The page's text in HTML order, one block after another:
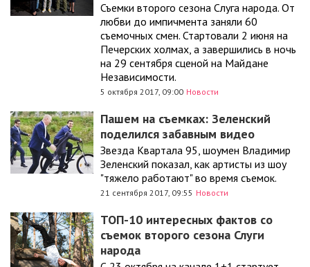
Съемки второго сезона Слуга народа. От
любви до импичмента заняли 60
съемочных смен. Стартовали 2 июня на
Печерских холмах, а завершились в ночь
на 29 сентября сценой на Майдане
Независимости.
5 октября 2017, 09:00 Новости
Пашем на съемках: Зеленский
поделился забавным видео
Звезда Квартала 95, шоумен Владимир
Зеленский показал, как артисты из шоу
"тяжело работают" во время съемок.
21 сентября 2017, 09:55 Новости
ТОП-10 интересных фактов со
съемок второго сезона Слуги
народа